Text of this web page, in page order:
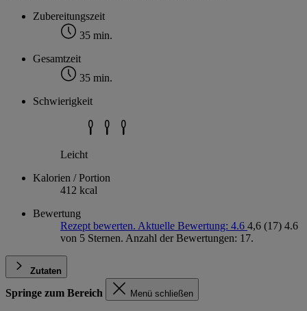
Zubereitungszeit
35 min.
Gesamtzeit
35 min.
Schwierigkeit
Leicht
Kalorien / Portion
412 kcal
Bewertung
Rezept bewerten. Aktuelle Bewertung: 4.6 4,6 (17) 4.6
von 5 Sternen. Anzahl der Bewertungen: 17.
Zutaten
Springe zum Bereich Menü schließen